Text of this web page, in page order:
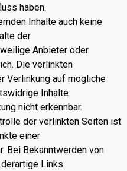
haben.
Inhalte auch keine
der
Anbieter oder
Die verlinkten
Verlinkung auf mögliche
Inhalte
nicht erkennbar.
der verlinkten Seiten ist
einer
Bei Bekanntwerden von
Links